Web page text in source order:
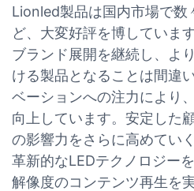
Lionled製品は国内市場で数
ど、大変好評を博していま
ブランド展開を継続し、よ
ける製品となることは間違
ベーションへの注力により
向上しています。安定した
の影響力をさらに高めてい
革新的なLEDテクノロジー
解像度のコンテンツ再生を